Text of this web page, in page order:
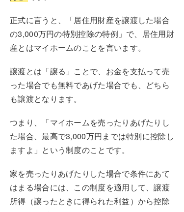
正式に言うと、「居住用財産を譲渡した場合
の3,000万円の特別控除の特例」で、居住用財
産とはマイホームのことを言います。
譲渡とは「譲る」ことで、お金を支払って売
った場合でも無料であげた場合でも、どちら
も譲渡となります。
つまり、「マイホームを売ったりあげたりし
た場合、最高で3,000万円までは特別に控除し
ますよ」という制度のことです。
家を売ったりあげたりした場合で条件にあて
はまる場合には、この制度を適用して、譲渡
所得（譲ったときに得られた利益）から控除